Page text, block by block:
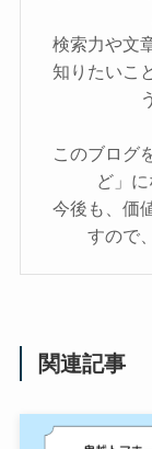
検索力や文
知りたいこ
このブログ
ど」
今後も、価
すので
関連記事